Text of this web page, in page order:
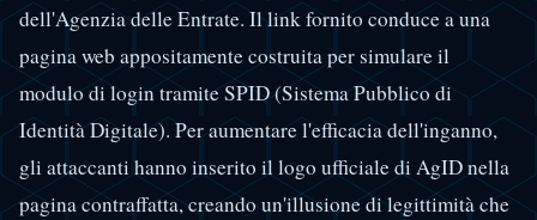
dell'Agenzia delle Entrate. Il link fornito conduce a una
pagina web appositamente costruita per simulare il
modulo di login tramite SPID (Sistema Pubblico di
Identità Digitale). Per aumentare l'efficacia dell'inganno,
gli attaccanti hanno inserito il logo ufficiale di AgID nella
pagina contraffatta, creando un'illusione di legittimità che